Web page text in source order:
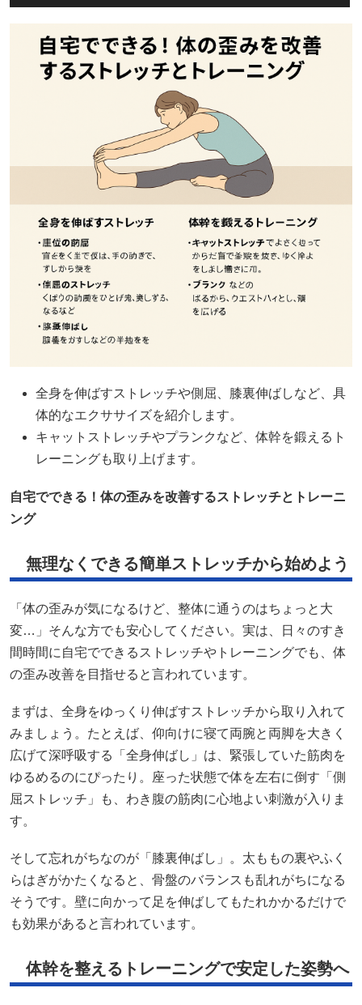
全身を伸ばすストレッチや側屈、膝裏伸ばしなど、具
体的なエクササイズを紹介します。
キャットストレッチやプランクなど、体幹を鍛えるト
レーニングも取り上げます。
自宅でできる！体の歪みを改善するストレッチとトレーニ
ング
無理なくできる簡単ストレッチから始めよう
「体の歪みが気になるけど、整体に通うのはちょっと大
変…」そんな方でも安心してください。実は、日々のすき
間時間に自宅でできるストレッチやトレーニングでも、体
の歪み改善を目指せると言われています。
まずは、全身をゆっくり伸ばすストレッチから取り入れて
みましょう。たとえば、仰向けに寝て両腕と両脚を大きく
広げて深呼吸する「全身伸ばし」は、緊張していた筋肉を
ゆるめるのにぴったり。座った状態で体を左右に倒す「側
屈ストレッチ」も、わき腹の筋肉に心地よい刺激が入りま
す。
そして忘れがちなのが「膝裏伸ばし」。太ももの裏やふく
らはぎがかたくなると、骨盤のバランスも乱れがちになる
そうです。壁に向かって足を伸ばしてもたれかかるだけで
も効果があると言われています。
体幹を整えるトレーニングで安定した姿勢へ